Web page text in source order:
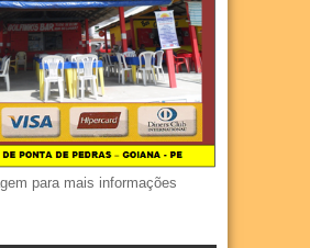
para mais informações